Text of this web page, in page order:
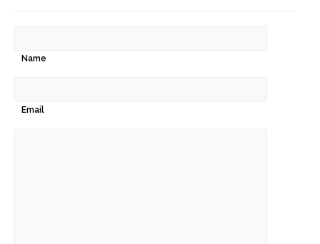
Name
Email